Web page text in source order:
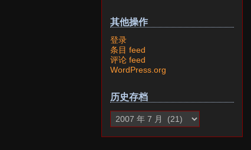
其他操作
登录
条目 feed
评论 feed
WordPress.org
历史存档